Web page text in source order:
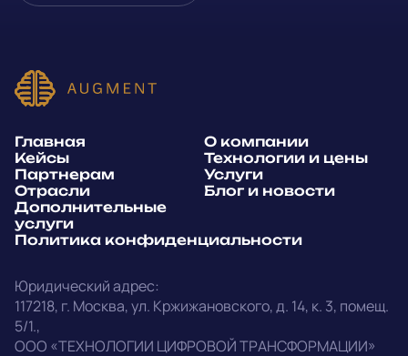
Написать в Telegram
outstaff@augment-tech.ru
Политика
конфиденциальности
Юридический адрес:
117218, г. Москва,ул. Кржижановского, д. 14, к. 3, помещ.
5/1.,
ООО «ТЕХНОЛОГИИ ЦИФРОВОЙ ТРАНСФОРМАЦИИ»
Главная
О компании
Кейсы
Технологии и цены
Партнерам
Услуги
Отрасли
Блог и новости
Дополнительные
услуги
Политика конфиденциальности
E-mail
Telegram
WhatsApp
E-mail
Позвонить
Напишите, какие специалисты, в каком количестве и как
срочно нужны на ваш проект
Прикрепить файл